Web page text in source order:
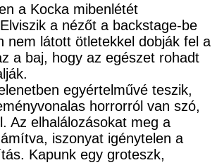
a Kocka mibenlétét
a nézőt a backstage-be
nem látott ötletekkel dobják fel a
a baj, hogy az egészet rohadt
egyértelművé teszik,
horrorról van szó,
Az elhalálozásokat meg a
iszonyat igénytelen a
Kapunk egy groteszk,